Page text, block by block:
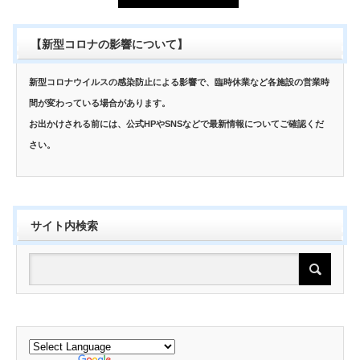
【新型コロナの影響について】
新型コロナウイルスの感染防止による影響で、臨時休業など各施設の営業時
間が変わっている場合があります。
お出かけされる前には、公式HPやSNSなどで最新情報についてご確認くだ
さい。
サイト内検索